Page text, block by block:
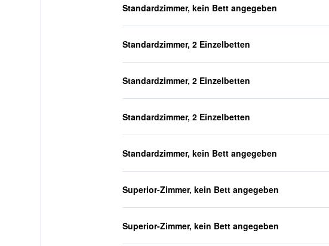
Standardzimmer, kein Bett angegeben
Standardzimmer, 2 Einzelbetten
Standardzimmer, 2 Einzelbetten
Standardzimmer, 2 Einzelbetten
Standardzimmer, kein Bett angegeben
Superior-Zimmer, kein Bett angegeben
Superior-Zimmer, kein Bett angegeben